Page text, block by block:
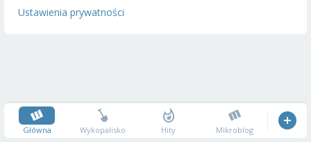
Ustawienia prywatności
Główna Wykopalisko Hity Mikroblog